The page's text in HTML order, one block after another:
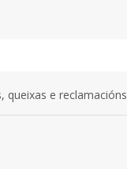
queixas e reclamacións